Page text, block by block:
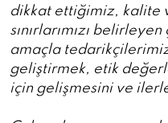
dikkat ettiğimiz, kalite
sınırlarımızı
amaçla
geliştirmek, etik
için gelişmesini ve